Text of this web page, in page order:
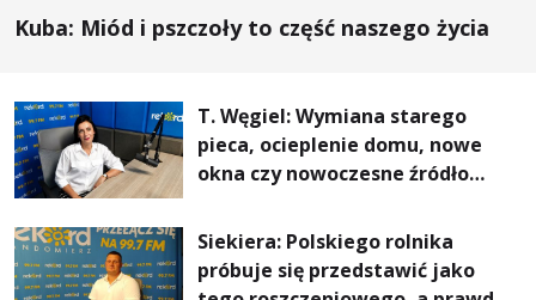
Kuba: Miód i pszczoły to część naszego życia
T. Węgiel: Wymiana starego
pieca, ocieplenie domu, nowe
okna czy nowoczesne źródło
rachunki za energię, lepszy
komfort życia i... czystsze
powietrze
Siekiera: Polskiego rolnika
próbuje się przedstawić jako